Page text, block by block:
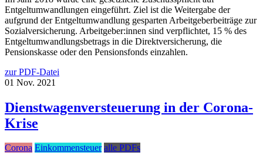
Entgeltumwandlungen eingeführt. Ziel ist die Weitergabe der
aufgrund der Entgeltumwandlung gesparten Arbeitgeberbeiträge zur
Sozialversicherung. Arbeitgeber:innen sind verpflichtet, 15 % des
Entgeltumwandlungsbetrags in die Direktversicherung, die
Pensionskasse oder den Pensionsfonds einzahlen.
zur PDF-Datei
01 Nov. 2021
Dienstwagenversteuerung in der Corona-
Krise
Corona Einkommensteuer alle PDFs